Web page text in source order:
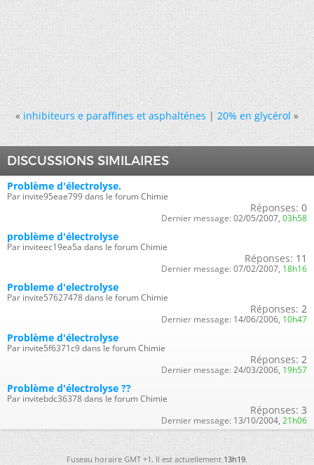
« inhibiteurs e paraffines et asphalténes|20% en glycérol »
DISCUSSIONS SIMILAIRES
Problème d'électrolyse.
Par invite95eae799 dans le forum Chimie
Réponses: 0
Dernier message: 02/05/2007, 03h58
problème d'électrolyse
Par inviteec19ea5a dans le forum Chimie
Réponses: 11
Dernier message: 07/02/2007, 18h16
Probleme d'electrolyse
Par invite57627478 dans le forum Chimie
Réponses: 2
Dernier message: 14/06/2006, 10h47
Problème d'électrolyse
Par invite5f6371c9 dans le forum Chimie
Réponses: 2
Dernier message: 24/03/2006, 19h57
Problème d'électrolyse ??
Par invitebdc36378 dans le forum Chimie
Réponses: 3
Dernier message: 13/10/2004, 21h06
Fuseau horaire GMT +1. Il est actuellement13h19.